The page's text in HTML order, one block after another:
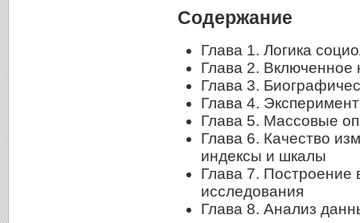
Содержание
Глава 1. Логика
Глава 2. Включенное
Глава 3.
Глава 4.
Глава 5. Массовые
Глава 6. Качество
индексы и шкалы
Глава 7. Построение
исследования
Глава 8. Анализ